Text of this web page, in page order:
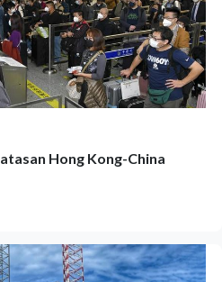
Hong Kong-China